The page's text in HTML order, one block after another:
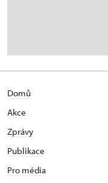
Domů
Akce
Zprávy
Publikace
Pro média